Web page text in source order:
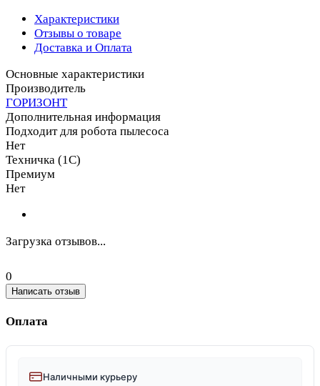
Характеристики
Отзывы о товаре
Доставка и Оплата
Основные характеристики
Производитель
ГОРИЗОНТ
Дополнительная информация
Подходит для робота пылесоса
Нет
Техничка (1С)
Премиум
Нет
Загрузка отзывов...
0
Написать отзыв
Оплата
Наличными курьеру